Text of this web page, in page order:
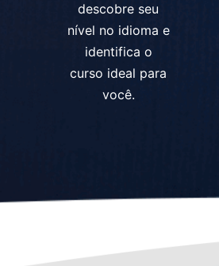
descobre seu
nível no idioma e
identifica o
curso ideal para
você.